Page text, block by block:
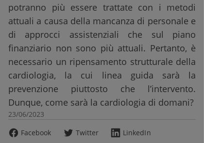
potranno più essere trattate con i metodi
attuali a causa della mancanza di personale e
di approcci assistenziali che sul piano
finanziario non sono più attuali. Pertanto, è
necessario un ripensamento strutturale della
cardiologia, la cui linea guida sarà la
prevenzione piuttosto che l’intervento.
Dunque, come sarà la cardiologia di domani?
23/06/2023
Facebook
Twitter LinkedIn